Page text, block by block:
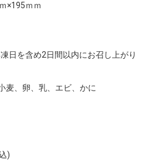
×195ｍｍ
日を含め2日間以内にお召し上がり
麦、卵、乳、エビ、かに
)